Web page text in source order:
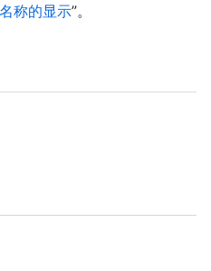
称的显示”。